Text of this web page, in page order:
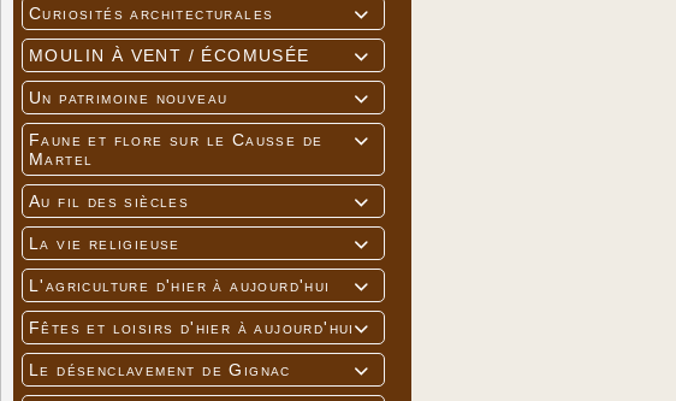

Curiosités architecturales

MOULIN À VENT / ÉCOMUSÉE

Un patrimoine nouveau

Faune et flore sur le Causse de
Martel

Au fil des siècles

La vie religieuse

L'agriculture d'hier à aujourd'hui

Fêtes et loisirs d'hier à aujourd'hui

Le désenclavement de Gignac